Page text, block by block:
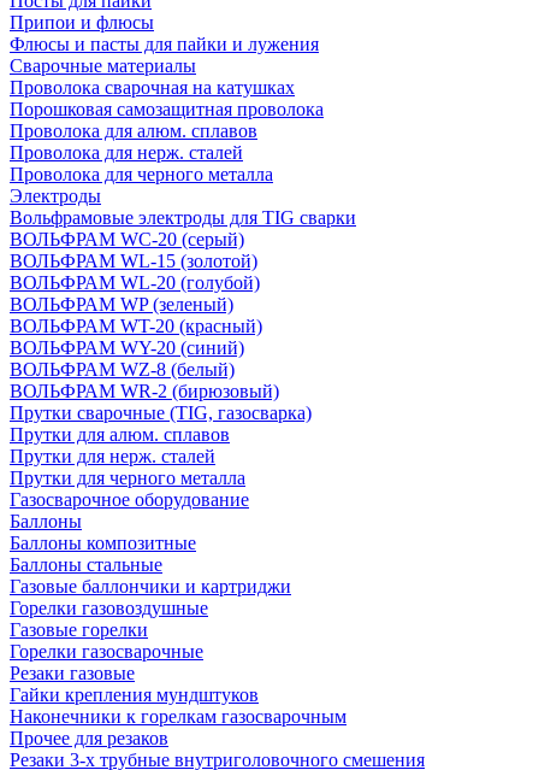
Припои и флюсы
Флюсы и пасты для пайки и лужения
Сварочные материалы
Проволока сварочная на катушках
Порошковая самозащитная проволока
Проволока для алюм. сплавов
Проволока для нерж. сталей
Проволока для черного металла
Электроды
Вольфрамовые электроды для TIG сварки
ВОЛЬФРАМ WC-20 (серый)
ВОЛЬФРАМ WL-15 (золотой)
ВОЛЬФРАМ WL-20 (голубой)
ВОЛЬФРАМ WP (зеленый)
ВОЛЬФРАМ WT-20 (красный)
ВОЛЬФРАМ WY-20 (синий)
ВОЛЬФРАМ WZ-8 (белый)
ВОЛЬФРАМ WR-2 (бирюзовый)
Прутки сварочные (TIG, газосварка)
Прутки для алюм. сплавов
Прутки для нерж. сталей
Прутки для черного металла
Газосварочное оборудование
Баллоны
Баллоны композитные
Баллоны стальные
Газовые баллончики и картриджи
Горелки газовоздушные
Газовые горелки
Горелки газосварочные
Резаки газовые
Гайки крепления мундштуков
Наконечники к горелкам газосварочным
Прочее для резаков
Резаки 3-х трубные внутриголовочного смешения